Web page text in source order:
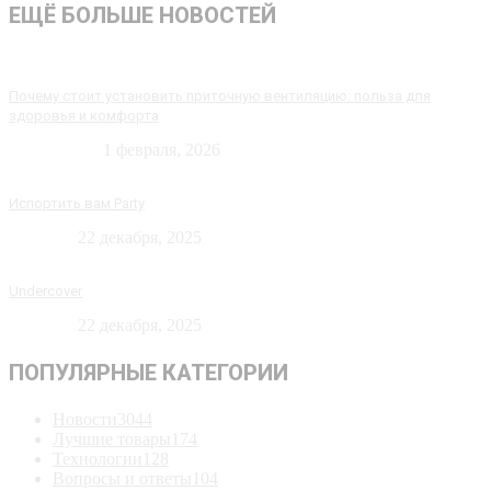
ЕЩЁ БОЛЬШЕ НОВОСТЕЙ
ПОПУЛЯРНЫЕ КАТЕГОРИИ